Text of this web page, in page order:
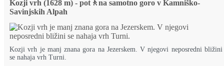
Kozji vrh (1628 m) - pot🚶na samotno goro v Kamniško-
Savinjskih Alpah
Kozji vrh je manj znana gora na Jezerskem. V njegovi neposredni bližini
se nahaja vrh Turni.